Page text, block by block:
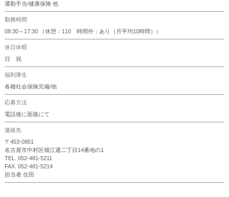
通勤手当/健康保険 他
勤務時間
08:30～17:30 （休憩：110 時間外：あり（月平均10時間））
休日休暇
日 祝
福利厚生
各種社会保険完備/他
応募方法
電話後に面接にて
連絡先
〒453-0851
名古屋市中村区畑江通二丁目14番地の1
TEL. 052-481-5211
FAX. 052-481-5214
担当者 住田